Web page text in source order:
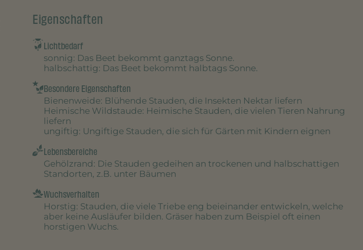
Eigenschaften
Lichtbedarf
sonnig: Das Beet bekommt ganztags Sonne.
halbschattig: Das Beet bekommt halbtags Sonne.
Besondere Eigenschaften
Bienenweide: Blühende Stauden, die Insekten Nektar liefern
Heimische Wildstaude: Heimische Stauden, die vielen Tieren Nahrung
liefern
ungiftig: Ungiftige Stauden, die sich für Gärten mit Kindern eignen
Lebensbereiche
Gehölzrand: Die Stauden gedeihen an trockenen und halbschattigen
Standorten, z.B. unter Bäumen
Wuchsverhalten
Horstig: Stauden, die viele Triebe eng beieinander entwickeln, welche
aber keine Ausläufer bilden. Gräser haben zum Beispiel oft einen
horstigen Wuchs.